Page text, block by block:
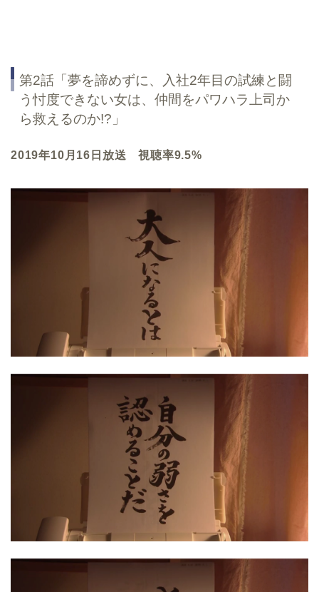
第2話「夢を諦めずに、入社2年目の試練と闘
う忖度できない女は、仲間をパワハラ上司か
ら救えるのか!?」
2019年10月16日放送 視聴率9.5%